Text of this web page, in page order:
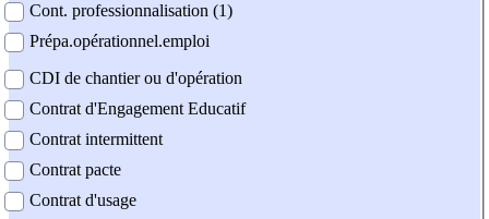
Cont. professionnalisation (1)
Prépa.opérationnel.emploi
CDI de chantier ou d'opération
Contrat d'Engagement Educatif
Contrat intermittent
Contrat pacte
Contrat d'usage